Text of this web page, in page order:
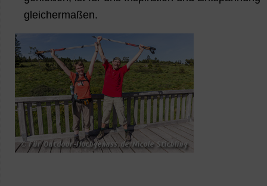
gleichermaßen.